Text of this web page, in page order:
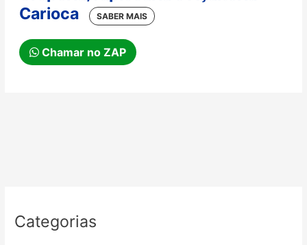
Carioca
Chamar no ZAP
Categorias